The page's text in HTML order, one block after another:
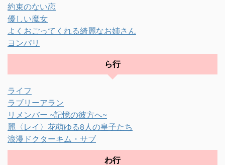
約束のない恋
優しい魔女
よくおごってくれる綺麗なお姉さん
ヨンパリ
ら行
ライフ
ラブリーアラン
リメンバー ~記憶の彼方へ~
麗〈レイ〉花萌ゆる8人の皇子たち
浪漫ドクターキム・サブ
わ行